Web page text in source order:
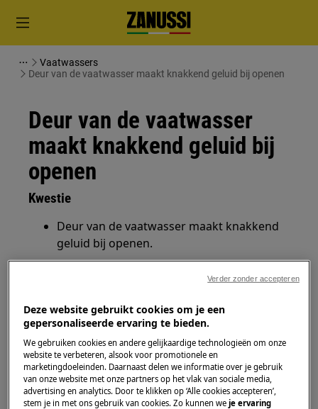
Vaatwassers
Deur van de vaatwasser maakt knakkend geluid bij openen
Deur van de vaatwasser
maakt knakkend geluid bij
openen
Kwestie
Deur van de vaatwasser maakt knakkend
geluid bij openen.
Vaatwasser
Oplossing
Controleer of het meubelpaneel op de
juiste wijze gemonteerd is en voldoet aan
Deze website gebruikt cookies om je een
gepersonaliseerde ervaring te bieden.
We gebruiken cookies en andere gelijkaardige technologieën om onze
website te verbeteren, alsook voor promotionele en
marketingdoeleinden. Daarnaast delen we informatie over je gebruik
van onze website met onze partners op het vlak van sociale media,
advertising en analytics. Door te klikken op ‘Alle cookies accepteren’,
stem je in met ons gebruik van cookies. Zo kunnen weje ervaring
Verder zonder accepteren